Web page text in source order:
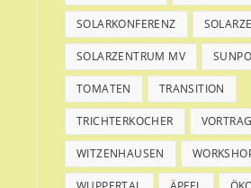
SOLARKONFERENZ
SOLARZENTRUM MV
TOMATEN TRANSITION
TRICHTERKOCHER VORTRAG
WITZENHAUSEN